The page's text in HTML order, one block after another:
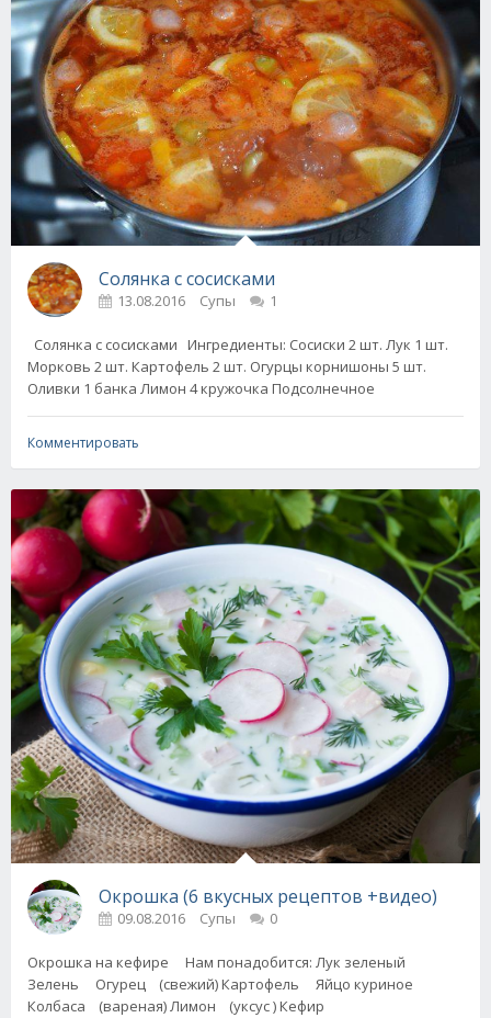
Солянка с сосисками
13.08.2016 Супы 1
Солянка с сосисками Ингредиенты: Сосиски 2 шт. Лук 1 шт.
Морковь 2 шт. Картофель 2 шт. Огурцы корнишоны 5 шт.
Оливки 1 банка Лимон 4 кружочка Подсолнечное
Комментировать
Окрошка (6 вкусных рецептов +видео)
09.08.2016 Супы 0
Окрошка на кефире Нам понадобится: Лук зеленый
Зелень Огурец (свежий) Картофель Яйцо куриное
Колбаса (вареная) Лимон (уксус ) Кефир